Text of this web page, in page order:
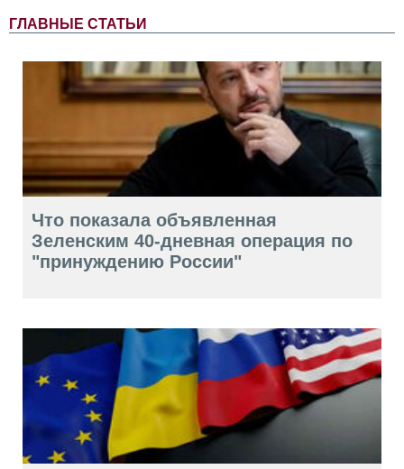
ГЛАВНЫЕ СТАТЬИ
Что показала объявленная
Зеленским 40-дневная операция по
"принуждению России"